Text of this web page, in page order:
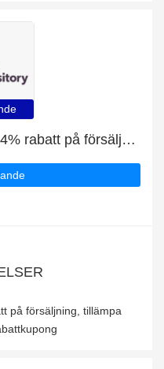
Studenter erbjuder över 6.4% rabatt på försäljning
på försäljning, tillämpa